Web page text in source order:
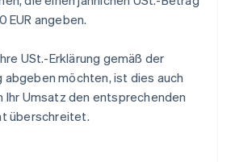
EUR angeben.
USt.-Erklärung gemäß der
abgeben möchten, ist dies auch
Ihr Umsatz den entsprechenden
überschreitet.